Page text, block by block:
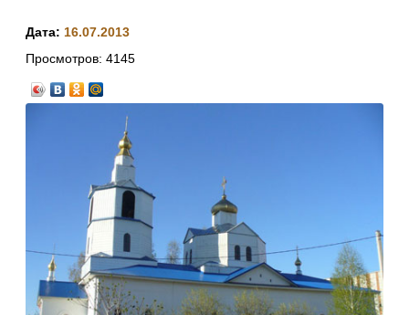
Дата: 16.07.2013
Просмотров: 4145